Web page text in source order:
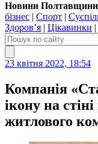
Новини
бізнес | Спорт |
Здоров’я | Цікавинки |
23 квітня 2022, 18:54
Компанія
ікону на
житлового